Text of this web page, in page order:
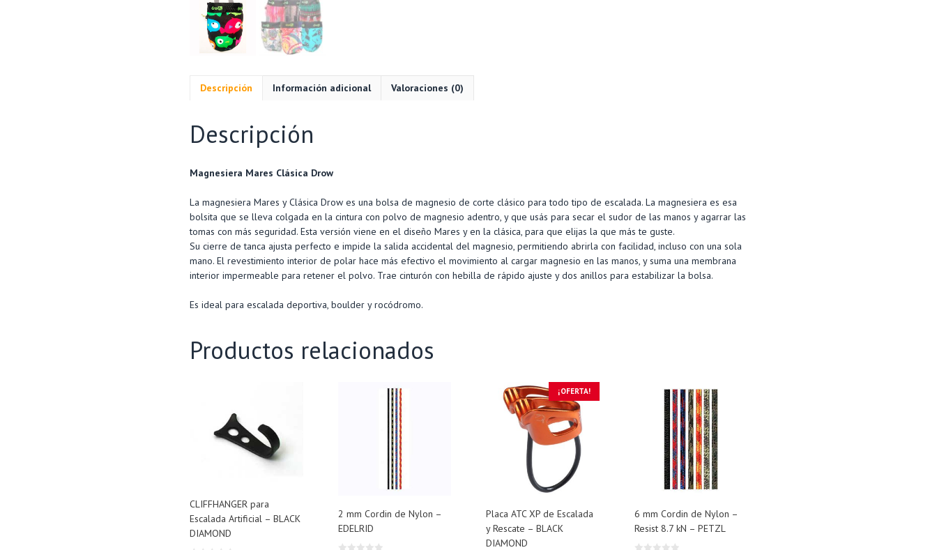
Descripción Información adicional Valoraciones (0)
Descripción
Magnesiera Mares Clásica Drow
La magnesiera Mares y Clásica Drow es una bolsa de magnesio de corte clásico para todo tipo de escalada. La magnesiera es esa
bolsita que se lleva colgada en la cintura con polvo de magnesio adentro, y que usás para secar el sudor de las manos y agarrar las
tomas con más seguridad. Esta versión viene en el diseño Mares y en la clásica, para que elijas la que más te guste.
Su cierre de tanca ajusta perfecto e impide la salida accidental del magnesio, permitiendo abrirla con facilidad, incluso con una sola
mano. El revestimiento interior de polar hace más efectivo el movimiento al cargar magnesio en las manos, y suma una membrana
interior impermeable para retener el polvo. Trae cinturón con hebilla de rápido ajuste y dos anillos para estabilizar la bolsa.
Es ideal para escalada deportiva, boulder y rocódromo.
Productos relacionados
CLIFFHANGER para
Escalada Artificial – BLACK
DIAMOND
2 mm Cordin de Nylon –
EDELRID
¡OFERTA!
Placa ATC XP de Escalada
y Rescate – BLACK
DIAMOND
6 mm Cordin de Nylon –
Resist 8.7 kN – PETZL